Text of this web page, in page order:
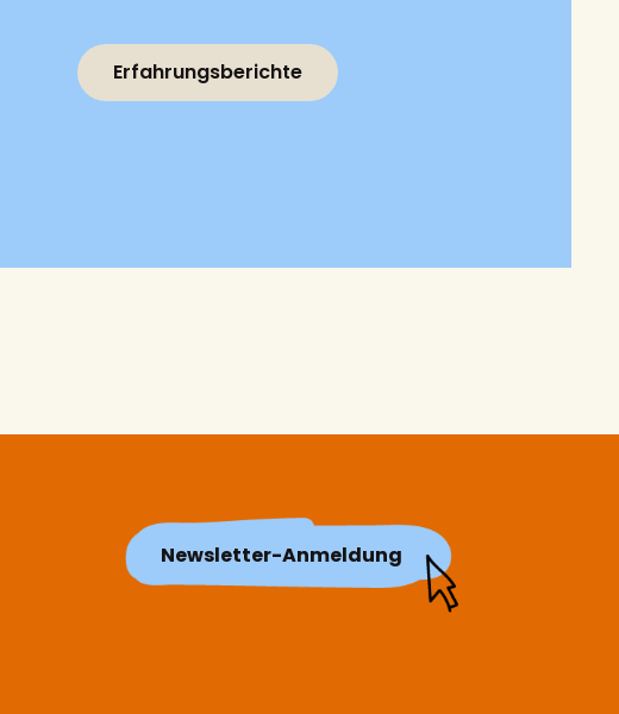
Erfahrungsberichte
Newsletter-Anmeldung